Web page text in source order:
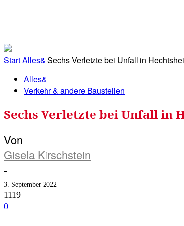
StartAlles& Sechs Verletzte bei Unfall in
Alles&
Verkehr & andere Baustellen
Sechs Verletzte bei Unfall in
Von
Gisela Kirschstein
-
3. September 2022
1119
0